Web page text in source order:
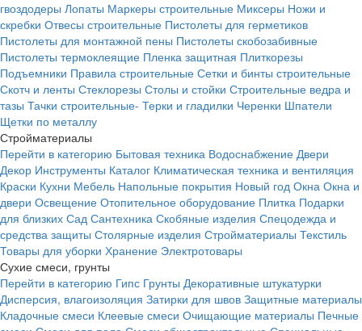
гвоздодеры Лопаты Маркеры строительные Миксеры Ножи и
скребки Отвесы строительные Пистолеты для герметиков
Пистолеты для монтажной пены Пистолеты скобозабивные
Пистолеты термоклеящие Пленка защитная Плиткорезы
Подъемники Правила строительные Сетки и бинты строительные
Скотч и ленты Стеклорезы Столы и стойки Строительные ведра и
тазы Тачки строительные- Терки и гладилки Черенки Шпатели
Щетки по металлу
Стройматериалы
Перейти в категорию Бытовая техника Водоснабжение Двери
Декор Инструменты Каталог Климатическая техника и вентиляция
Краски Кухни Мебель Напольные покрытия Новый год Окна Окна и
двери Освещение Отопительное оборудование Плитка Подарки
для близких Сад Сантехника Скобяные изделия Спецодежда и
средства защиты Столярные изделия Стройматериалы Текстиль
Товары для уборки Хранение Электротовары
Сухие смеси, грунты
Перейти в категорию Гипс Грунты Декоративные штукатурки
Дисперсия, влагоизоляция Затирки для швов Защитные материалы
Кладочные смеси Клеевые смеси Очищающие материалы Печные